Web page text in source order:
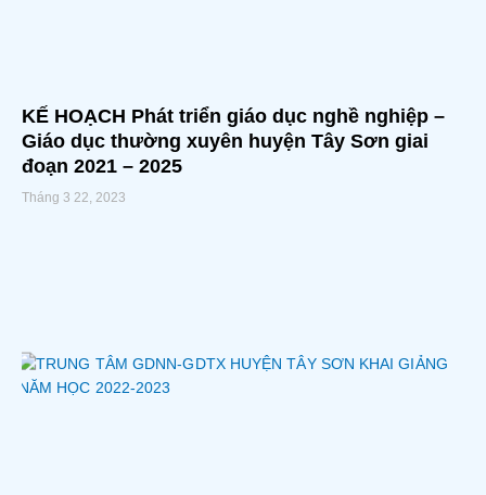
KẾ HOẠCH Phát triển giáo dục nghề nghiệp –
Giáo dục thường xuyên huyện Tây Sơn giai
đoạn 2021 – 2025
Tháng 3 22, 2023